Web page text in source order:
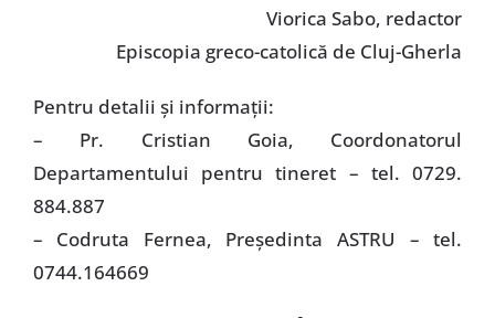
Viorica Sabo, redactor
Episcopia greco-catolică de Cluj-Gherla
Pentru detalii şi informaţii:
– Pr. Cristian Goia, Coordonatorul
Departamentului pentru tineret – tel. 0729.
884.887
– Codruta Fernea, Preşedinta ASTRU – tel.
0744.164669